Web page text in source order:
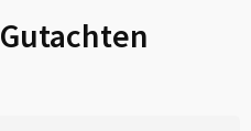
Gutachten